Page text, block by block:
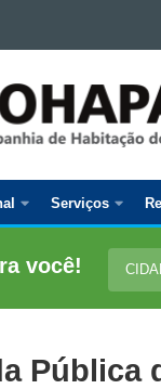
Serviços
você!
Pública